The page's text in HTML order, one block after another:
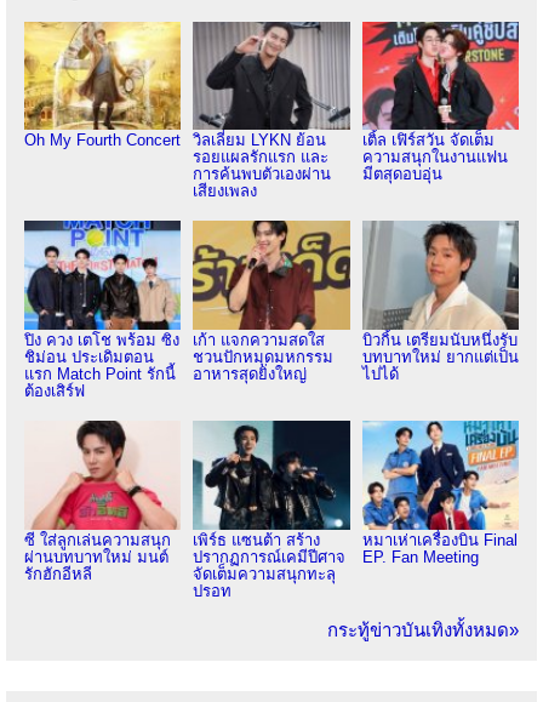
Oh My Fourth Concert
วิลเลี่ยม LYKN ย้อน
รอยแผลรักแรก และ
การค้นพบตัวเองผ่าน
เสียงเพลง
เติ้ล เฟิร์สวัน จัดเต็ม
ความสนุกในงานแฟน
มีตสุดอบอุ่น
ปิง ควง เตโช พร้อม ซิง
ชิม่อน ประเดิมตอน
แรก Match Point รักนี้
ต้องเสิร์ฟ
เก้า แจกความสดใส
ชวนปักหมุดมหกรรม
อาหารสุดยิ่งใหญ่
บิวกิ้น เตรียมนับหนึ่งรับ
บทบาทใหม่ ยากแต่เป็น
ไปได้
ซี ใส่ลูกเล่นความสนุก
ผ่านบทบาทใหม่ มนต์
รักฮักอีหลี
เพิร์ธ แซนต้า สร้าง
ปรากฏการณ์เคมีปีศาจ
จัดเต็มความสนุกทะลุ
ปรอท
หมาเห่าเครื่องบิน Final
EP. Fan Meeting
กระทู้ข่าวบันเทิงทั้งหมด»